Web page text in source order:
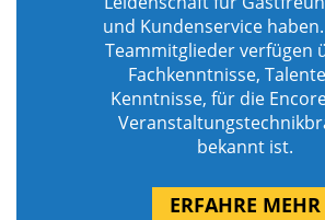
und Kundenservice
Teammitglieder verfügen
Fachkenntnisse,
Kenntnisse, für die
bekannt ist.
ERFAHRE MEHR